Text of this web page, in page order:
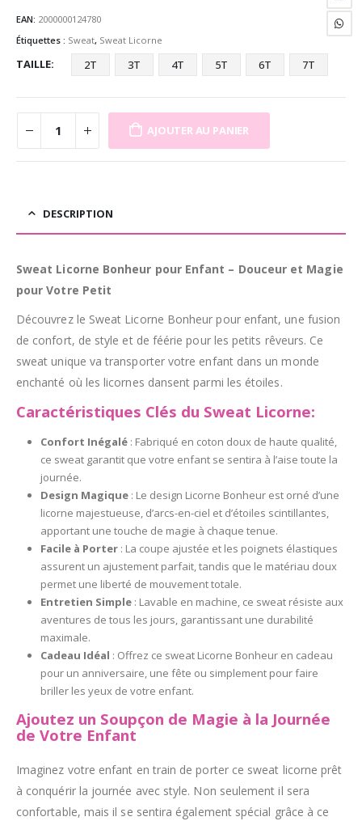
EAN: 2000000124780
Étiquettes : Sweat, Sweat Licorne
TAILLE 2T 3T 4T 5T 6T 7T
AJOUTER AU PANIER
DESCRIPTION
Sweat Licorne Bonheur pour Enfant – Douceur et Magie
pour Votre Petit
Découvrez le Sweat Licorne Bonheur pour enfant, une fusion
de confort, de style et de féérie pour les petits rêveurs. Ce
sweat unique va transporter votre enfant dans un monde
enchanté où les licornes dansent parmi les étoiles.
Caractéristiques Clés du Sweat Licorne:
Confort Inégalé: Fabriqué en coton doux de haute qualité,
ce sweat garantit que votre enfant se sentira à l’aise toute la
journée.
Design Magique: Le design Licorne Bonheur est orné d’une
licorne majestueuse, d’arcs-en-ciel et d’étoiles scintillantes,
apportant une touche de magie à chaque tenue.
Facile à Porter: La coupe ajustée et les poignets élastiques
assurent un ajustement parfait, tandis que le matériau doux
permet une liberté de mouvement totale.
Entretien Simple: Lavable en machine, ce sweat résiste aux
aventures de tous les jours, garantissant une durabilité
maximale.
Cadeau Idéal : Offrez ce sweat Licorne Bonheur en cadeau
pour un anniversaire, une fête ou simplement pour faire
briller les yeux de votre enfant.
Ajoutez un Soupçon de Magie à la Journée
de Votre Enfant
Imaginez votre enfant en train de porter ce sweat licorne prêt
à conquérir la journée avec style. Non seulement il sera
confortable, mais il se sentira également spécial grâce à ce